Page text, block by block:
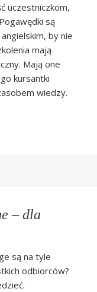
uczestniczkom,
są
by nie
mają
Mają one
kursantki
wiedzy.
– dla
są na tyle
odbiorców?